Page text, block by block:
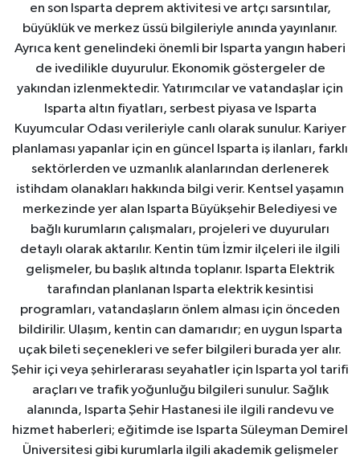
en son Isparta deprem aktivitesi ve artçı sarsıntılar,
büyüklük ve merkez üssü bilgileriyle anında yayınlanır.
Ayrıca kent genelindeki önemli bir Isparta yangın haberi
de ivedilikle duyurulur. Ekonomik göstergeler de
yakından izlenmektedir. Yatırımcılar ve vatandaşlar için
Isparta altın fiyatları, serbest piyasa ve Isparta
Kuyumcular Odası verileriyle canlı olarak sunulur. Kariyer
planlaması yapanlar için en güncel Isparta iş ilanları, farklı
sektörlerden ve uzmanlık alanlarından derlenerek
istihdam olanakları hakkında bilgi verir. Kentsel yaşamın
merkezinde yer alan Isparta Büyükşehir Belediyesi ve
bağlı kurumların çalışmaları, projeleri ve duyuruları
detaylı olarak aktarılır. Kentin tüm İzmir ilçeleri ile ilgili
gelişmeler, bu başlık altında toplanır. Isparta Elektrik
tarafından planlanan Isparta elektrik kesintisi
programları, vatandaşların önlem alması için önceden
bildirilir. Ulaşım, kentin can damarıdır; en uygun Isparta
uçak bileti seçenekleri ve sefer bilgileri burada yer alır.
Şehir içi veya şehirlerarası seyahatler için Isparta yol tarifi
araçları ve trafik yoğunluğu bilgileri sunulur. Sağlık
alanında, Isparta Şehir Hastanesi ile ilgili randevu ve
hizmet haberleri; eğitimde ise Isparta Süleyman Demirel
Üniversitesi gibi kurumlarla ilgili akademik gelişmeler